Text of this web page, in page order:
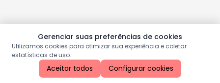
Gerenciar suas preferências de cookies
Utilizamos cookies para otimizar sua experiência e coletar
estatísticas de uso.
Aceitar todos Configurar cookies